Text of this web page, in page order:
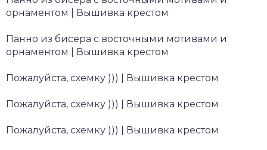
орнаментом | Вышивка крестом
Панно из бисера с восточными мотивами и
орнаментом | Вышивка крестом
Пожалуйста, схемку ))) | Вышивка крестом
Пожалуйста, схемку ))) | Вышивка крестом
Пожалуйста, схемку ))) | Вышивка крестом